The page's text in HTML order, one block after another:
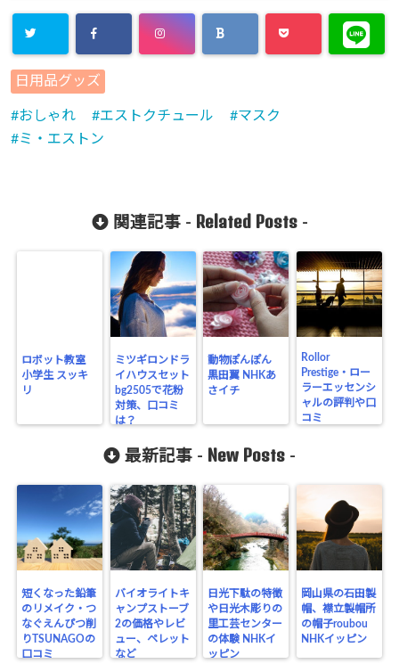
日用品グッズ
おしゃれ エストクチュール
マスク
ミ・エストン
関連記事 - Related Posts-
ロボット教室
小学生 スッキ
リ
ミツギロンドラ
イハウスセット
bg2505で花粉
対策、口コミ
は？
動物ぽんぽん
黒田翼 NHKあ
さイチ
Rollor
Prestige・ロー
ラーエッセンシ
ャルの評判や口
コミ
最新記事 - New Posts -
短くなった鉛筆
のリメイク・つ
なぐえんぴつ削
りTSUNAGOの
口コミ
バイオライトキ
ャンプストーブ
2の価格やレビ
ュー、ペレット
など
日光下駄の特徴
や日光木彫りの
里工芸センター
の体験 NHKイ
ッピン
岡山県の石田製
帽、襟立製帽所
の帽子roubou
NHKイッピン